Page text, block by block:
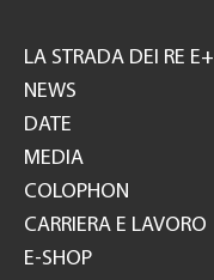
GH
LA STRADA DEI RE E+
NEWS
DATE
MEDIA
COLOPHON
CARRIERA E LAVORO
E-SHOP